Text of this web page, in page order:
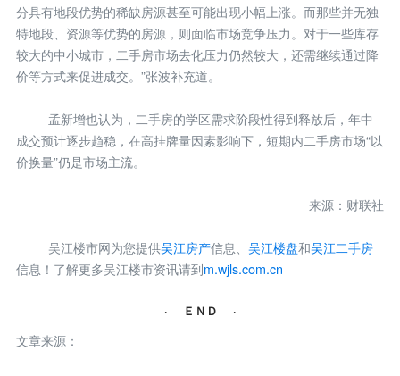
分具有地段优势的稀缺房源甚至可能出现小幅上涨。而那些并无独
特地段、资源等优势的房源，则面临市场竞争压力。对于一些库存
较大的中小城市，二手房市场去化压力仍然较大，还需继续通过降
价等方式来促进成交。”张波补充道。
孟新增也认为，二手房的学区需求阶段性得到释放后，年中
成交预计逐步趋稳，在高挂牌量因素影响下，短期内二手房市场“以
价换量”仍是市场主流。
来源：财联社
吴江楼市网为您提供吴江房产信息、 吴江楼盘和吴江二手房
信息！了解更多吴江楼市资讯请到m.wjls.com.cn
· ＥＮＤ ·
文章来源：